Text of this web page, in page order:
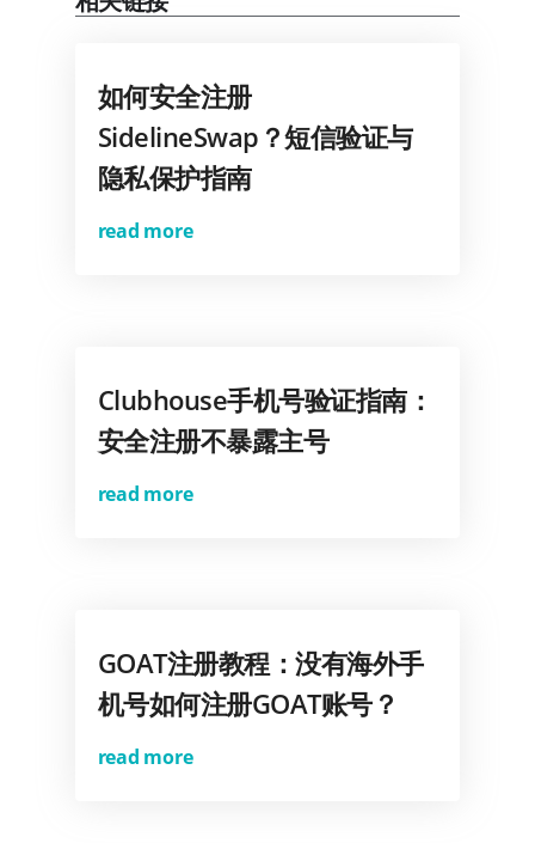
如何安全注册
SidelineSwap？短信验证与
隐私保护指南
read more
Clubhouse手机号验证指南：
安全注册不暴露主号
read more
GOAT注册教程：没有海外手
机号如何注册GOAT账号？
read more